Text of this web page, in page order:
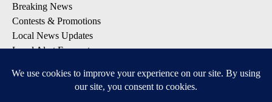
Breaking News
Contests & Promotions
Local News Updates
Local Alert Forecast
DOWNLOAD: KTVZ APPS